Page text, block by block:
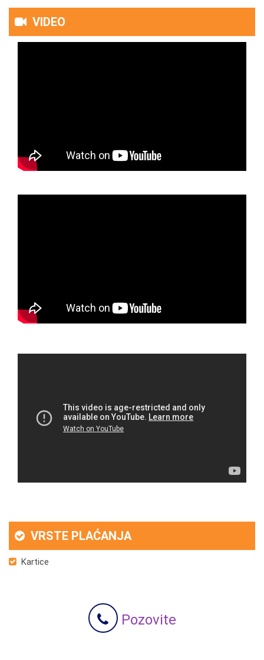
VIDEO
VRSTE PLAĆANJA
Kartice
Pozovite